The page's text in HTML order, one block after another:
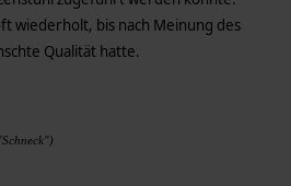
wiederholt, bis nach Meinung des
Qualität hatte.